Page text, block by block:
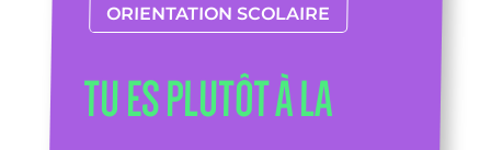
ORIENTATION SCOLAIRE
TU ES PLUTÔT À LA